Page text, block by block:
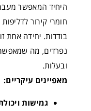
היחיד המאפשר מעבר
חומרי קירור
בודדות. יחידה אחת
נפרדים, מה
ובעלות.
מאפיינים עיקריים:
גמישות